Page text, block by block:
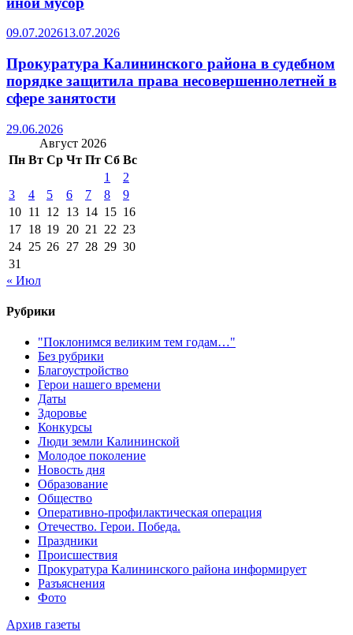
09.07.202613.07.2026
Прокуратура Калининского района в судебном
порядке защитила права несовершеннолетней в
сфере занятости
29.06.2026
Август 2026
Пн Вт Ср Чт Пт Сб Вс
1
2
3
4 5 6 7 8
9
10 11 12 13 14 15 16
17 18 19 20 21 22 23
24 25 26 27 28 29 30
31
« Июл
Рубрики
"Поклонимся великим тем годам…"
Без рубрики
Благоустройство
Герои нашего времени
Даты
Здоровье
Конкурсы
Люди земли Калининской
Молодое поколение
Новость дня
Образование
Общество
Оперативно-профилактическая операция
Отечество. Герои. Победа.
Праздники
Происшествия
Прокуратура Калининского района информирует
Разъяснения
Фото
Архив газеты